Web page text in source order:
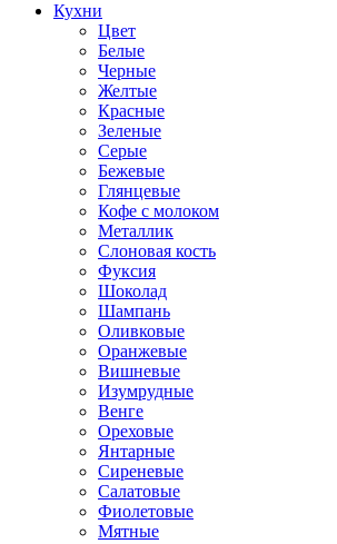
Кухни
Цвет
Белые
Черные
Желтые
Красные
Зеленые
Серые
Бежевые
Глянцевые
Кофе с молоком
Металлик
Слоновая кость
Фуксия
Шоколад
Шампань
Оливковые
Оранжевые
Вишневые
Изумрудные
Венге
Ореховые
Янтарные
Сиреневые
Салатовые
Фиолетовые
Мятные